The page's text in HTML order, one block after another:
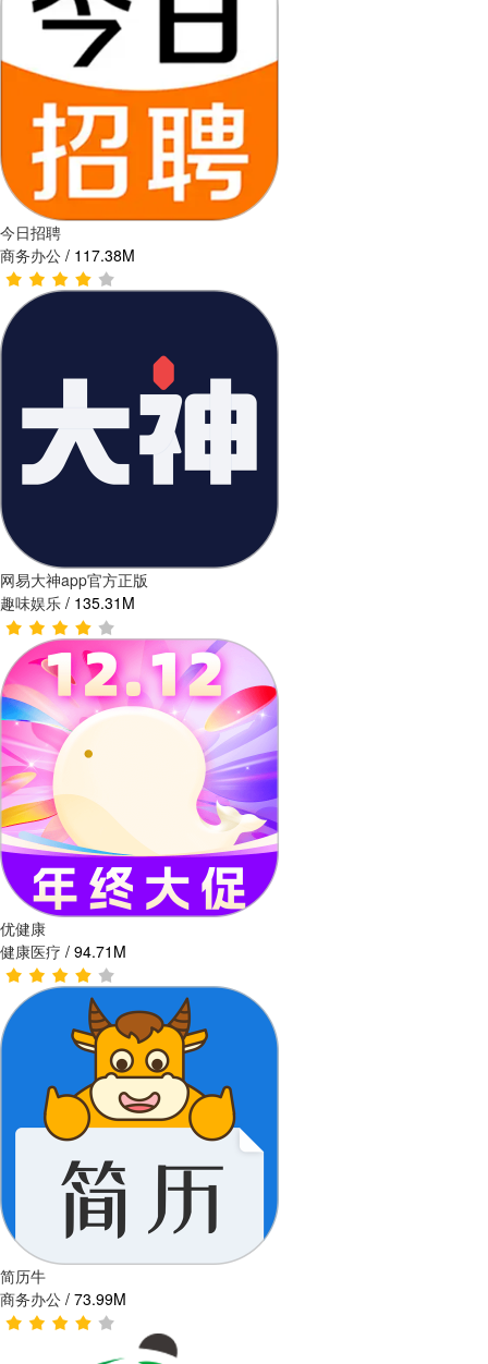
今日招聘
商务办公 / 117.38M
网易大神app官方正版
趣味娱乐 / 135.31M
优健康
健康医疗 / 94.71M
简历牛
商务办公 / 73.99M